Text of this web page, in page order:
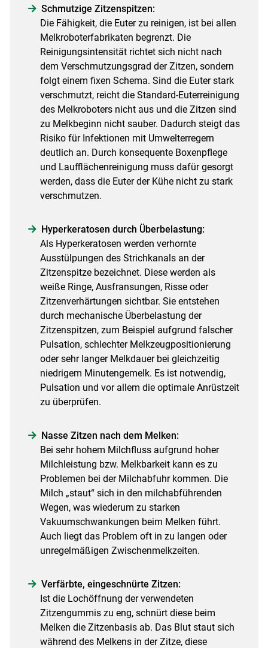
Schmutzige Zitzenspitzen:
Die Fähigkeit, die Euter zu reinigen, ist bei allen
Melkroboterfabrikaten begrenzt. Die
Reinigungsintensität richtet sich nicht nach
dem Verschmutzungsgrad der Zitzen, sondern
folgt einem fixen Schema. Sind die Euter stark
verschmutzt, reicht die Standard-Euterreinigung
des Melkroboters nicht aus und die Zitzen sind
zu Melkbeginn nicht sauber. Dadurch steigt das
Risiko für Infektionen mit Umwelterregern
deutlich an. Durch konsequente Boxenpflege
und Laufflächenreinigung muss dafür gesorgt
werden, dass die Euter der Kühe nicht zu stark
verschmutzen.
Hyperkeratosen durch Überbelastung:
Als Hyperkeratosen werden verhornte
Ausstülpungen des Strichkanals an der
Zitzenspitze bezeichnet. Diese werden als
weiße Ringe, Ausfransungen, Risse oder
Zitzenverhärtungen sichtbar. Sie entstehen
durch mechanische Überbelastung der
Zitzenspitzen, zum Beispiel aufgrund falscher
Pulsation, schlechter Melkzeugpositionierung
oder sehr langer Melkdauer bei gleichzeitig
niedrigem Minutengemelk. Es ist notwendig,
Pulsation und vor allem die optimale Anrüstzeit
zu überprüfen.
Nasse Zitzen nach dem Melken:
Bei sehr hohem Milchfluss aufgrund hoher
Milchleistung bzw. Melkbarkeit kann es zu
Problemen bei der Milchabfuhr kommen. Die
Milch „staut“ sich in den milchabführenden
Wegen, was wiederum zu starken
Vakuumschwankungen beim Melken führt.
Auch liegt das Problem oft in zu langen oder
unregelmäßigen Zwischenmelkzeiten.
Verfärbte, eingeschnürte Zitzen:
Ist die Lochöffnung der verwendeten
Zitzengummis zu eng, schnürt diese beim
Melken die Zitzenbasis ab. Das Blut staut sich
während des Melkens in der Zitze, diese